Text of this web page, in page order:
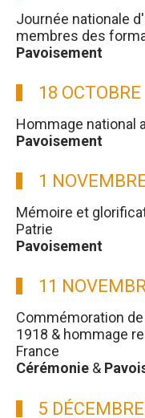
Journée nationale
membres des
Pavoisement
18 OCTOBRE
Hommage national
Pavoisement
1
Mémoire et
Patrie
Pavoisement
11
Commémoration
1918 & hommage
France
Cérémonie &
5 DÉCEMBRE